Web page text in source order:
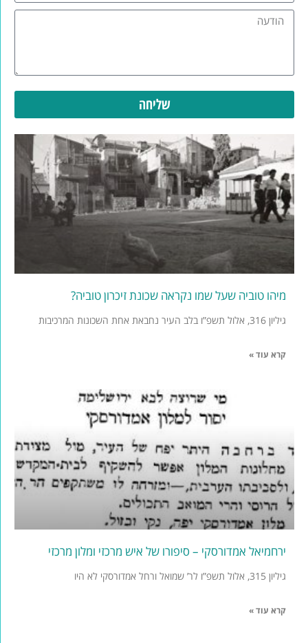
שליחה
מיהו טוביה שעל שמו נקראה שכונת זיכרון טוביה?
גיליון 316, אלול תשפ”ו בלב העיר נחבאת אחת השכונות המרכיבות
קרא עוד »
ירחמיאל אמדורסקי – סיפורו של איש מרכזי ומלון מרכזי
גיליון 315, אלול תשפ”ו לר’ שמואל ורחל אמדורסקי לא היו
קרא עוד »